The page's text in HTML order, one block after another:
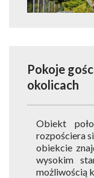
Pokoje
okolicach
Obiekt
rozpościera
obiekcie
wysokim
możliwością